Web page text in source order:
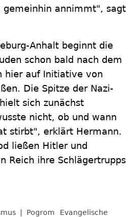
gemeinhin annimmt", sagt
Anhalt beginnt die
schon bald nach dem
hier auf Initiative von
Die Spitze der Nazi-
sich zunächst
nicht, ob und wann
stirbt", erklärt Hermann.
ließen Hitler und
Reich ihre Schlägertrupps
Pogrom
Evangelische